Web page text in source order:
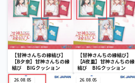
【甘神さんちの縁結び】
【B夕奈】甘神さんちの縁
結び BIGクッション
【甘神さんちの縁結び】
【A夜重】甘神さんちの縁
結び BIGクッション
26.08.05 26.08.05